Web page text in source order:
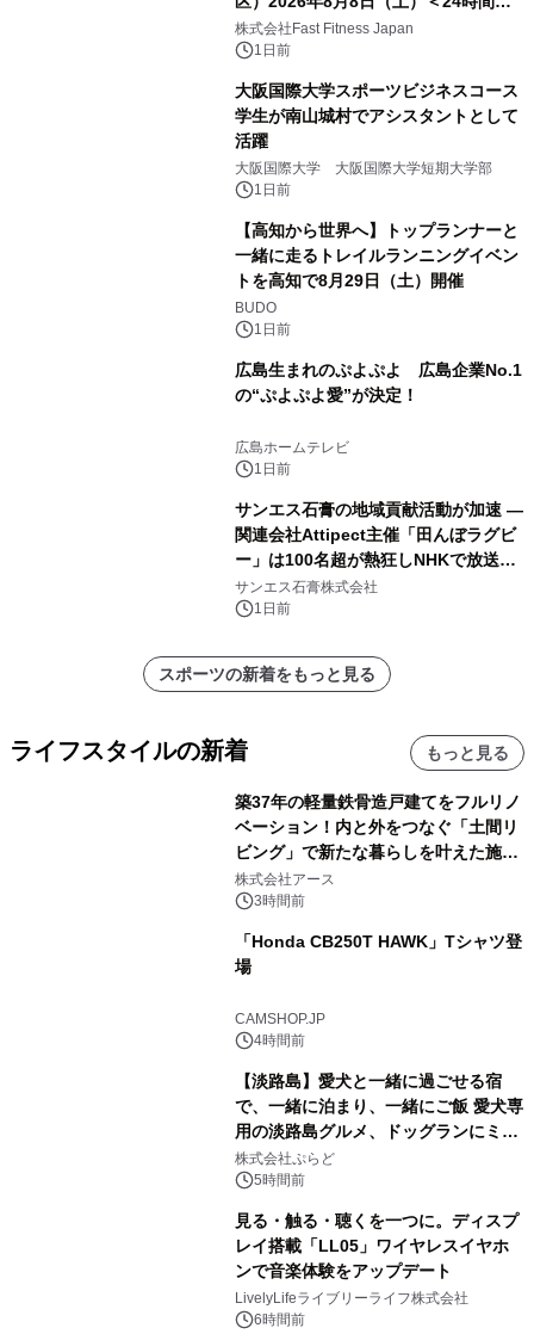
中無休のフィットネスジム＞
株式会社Fast Fitness Japan
1日前
大阪国際大学スポーツビジネスコース
学生が南山城村でアシスタントとして
活躍
大阪国際大学 大阪国際大学短期大学部
1日前
【高知から世界へ】トップランナーと
一緒に走るトレイルランニングイベン
トを高知で8月29日（土）開催
BUDO
1日前
広島生まれのぷよぷよ 広島企業No.1
の“ぷよぷよ愛”が決定！
広島ホームテレビ
1日前
サンエス石膏の地域貢献活動が加速 ―
関連会社Attipect主催「田んぼラグビ
ー」は100名超が熱狂しNHKで放送さ
れました。
サンエス石膏株式会社
1日前
スポーツの新着をもっと見る
ライフスタイルの新着 もっと見る
築37年の軽量鉄骨造戸建てをフルリノ
ベーション！内と外をつなぐ「土間リ
ビング」で新たな暮らしを叶えた施工
事例を株式会社アースが公開
株式会社アース
3時間前
「Honda CB250T HAWK」Tシャツ登
場
CAMSHOP.JP
4時間前
【淡路島】愛犬と一緒に過ごせる宿
で、一緒に泊まり、一緒にご飯 愛犬専
用の淡路島グルメ、ドッグランにミニ
プール グランピングとトレーラーハウ
スの2施設で
株式会社ぷらど
5時間前
見る・触る・聴くを一つに。ディスプ
レイ搭載「LL05」ワイヤレスイヤホ
ンで音楽体験をアップデート
LivelyLifeライブリーライフ株式会社
6時間前